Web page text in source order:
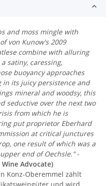
and moss mingle with
von Kunow's 2009
combine with alluring
satiny, caressing,
buoyancy approaches
in its juicy persistence and
mineral and woodsy, this
seductive over the next two
from which he is
put proprietor Eberhard
at critical junctures
one result of which was a
end of Oechsle."-
Advocate)
Konz-Oberemmel zählt